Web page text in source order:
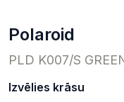
Polaroid
PLD K007/S
Izvēlies krāsu